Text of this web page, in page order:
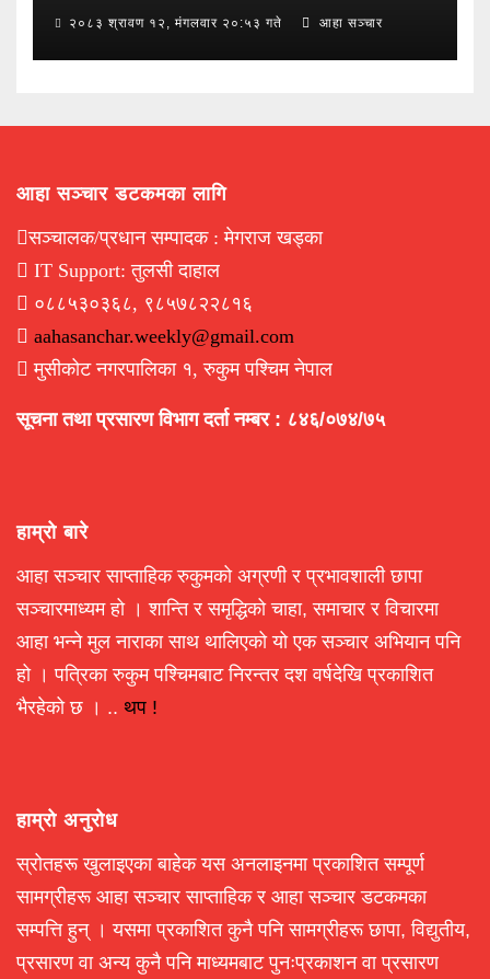
२०८३ श्रावण १२, मंगलवार २०:५३ गते आहा सञ्चार
आहा सञ्चार डटकमका लागि
सञ्चालक/प्रधान सम्पादक : मेगराज खड्का
IT Support: तुलसी दाहाल
०८८५३०३६८, ९८५७८२२८१६
aahasanchar.weekly@gmail.com
मुसीकोट नगरपालिका १, रुकुम पश्चिम नेपाल
सूचना तथा प्रसारण विभाग दर्ता नम्बर : ८४६/०७४/७५
हाम्रो बारे
आहा सञ्चार साप्ताहिक रुकुमको अग्रणी र प्रभावशाली छापा
सञ्चारमाध्यम हो । शान्ति र समृद्धिको चाहा, समाचार र विचारमा
आहा भन्ने मुल नाराका साथ थालिएको यो एक सञ्चार अभियान पनि
हो । पत्रिका रुकुम पश्चिमबाट निरन्तर दश वर्षदेखि प्रकाशित
भैरहेको छ । .. थप !
हाम्रो अनुरोध
स्रोतहरू खुलाइएका बाहेक यस अनलाइनमा प्रकाशित सम्पूर्ण
सामग्रीहरू आहा सञ्चार साप्ताहिक र आहा सञ्चार डटकमका
सम्पत्ति हुन् । यसमा प्रकाशित कुनै पनि सामग्रीहरू छापा, विद्युतीय,
प्रसारण वा अन्य कुनै पनि माध्यमबाट पुनःप्रकाशन वा प्रसारण